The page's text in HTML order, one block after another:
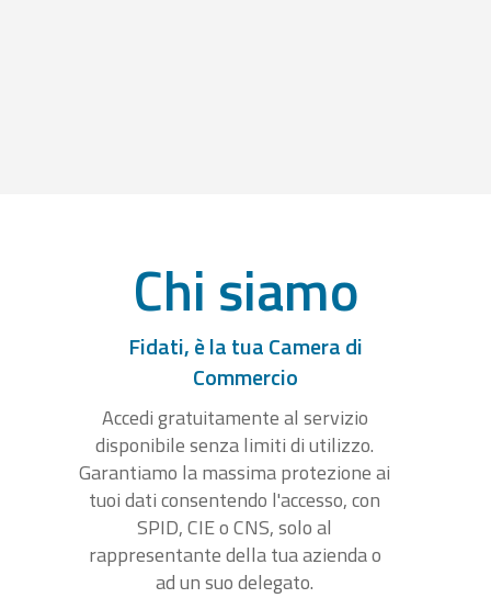
Chi siamo
Fidati, è la tua Camera di
Commercio
Accedi gratuitamente al servizio
disponibile senza limiti di utilizzo.
Garantiamo la massima protezione ai
tuoi dati consentendo l'accesso, con
SPID, CIE o CNS, solo al
rappresentante della tua azienda o
ad un suo delegato.